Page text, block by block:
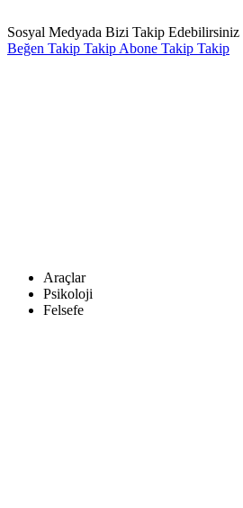
Sosyal Medyada Bizi Takip Edebilirsiniz
Beğen Takip Takip Abone Takip Takip
Araçlar
Psikoloji
Felsefe